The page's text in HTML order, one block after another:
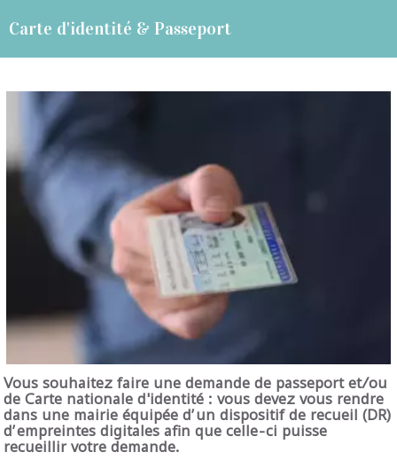
Carte d'identité & Passeport
Vous souhaitez faire une demande de passeport et/ou
de Carte nationale d'identité : vous devez vous rendre
dans une mairie équipée d’un dispositif de recueil (DR)
d’empreintes digitales afin que celle-ci puisse
recueillir votre demande.